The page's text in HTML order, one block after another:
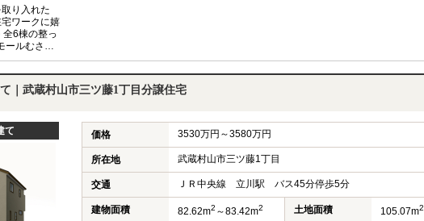
取り入れた
ワークに嬉
全6棟の整っ
ールむさし
りお買物に
◆バス停徒歩
｜武蔵村山市三ツ藤1丁目分譲住宅
て 価格 3530万円～3580万円
所在地 武蔵村山市三ツ藤1丁目
交通 ＪＲ中央線 立川駅 バス45分停歩5分
建物面積 82.62m2 ～83.42m2 土地面積 105.07m2